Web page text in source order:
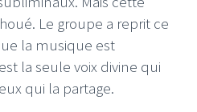
Le groupe a reprit ce
la musique est
la seule voix divine qui
qui la partage.